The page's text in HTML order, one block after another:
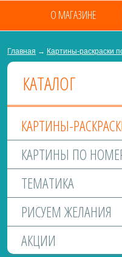
О МАГАЗИНЕ
Главная → Картины-раскраски
КАТАЛОГ
КАРТИНЫ-
КАРТИНЫ ПО
ТЕМАТИКА
РИСУЕМ ЖЕЛАНИЯ
АКЦИИ